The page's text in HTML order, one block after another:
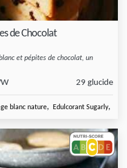
de Chocolat
et pépites de chocolat, un
29 glucide
blanc nature, Edulcorant Sugarly,